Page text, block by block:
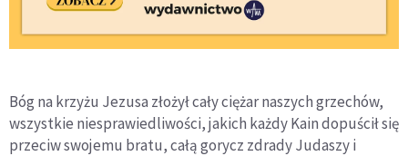
Bóg na krzyżu Jezusa złożył cały ciężar naszych grzechów,
wszystkie niesprawiedliwości, jakich każdy Kain dopuścił się
przeciw swojemu bratu, całą gorycz zdrady Judaszy i